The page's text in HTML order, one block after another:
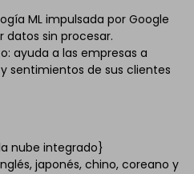
ML impulsada por Google
datos sin procesar.
ayuda a las empresas a
sentimientos de sus clientes
nube integrado}
japonés, chino, coreano y